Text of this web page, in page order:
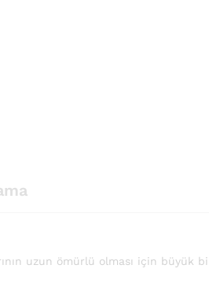
uzun ömürlü olması için büyük